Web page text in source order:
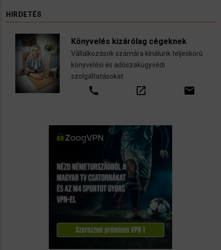
HIRDETÉS
Könyvelés kizárólag cégeknek
Vállalkozások számára kínálunk teljeskörű
könyvelési és adószakügyvédi
szolgáltatásokat
call open_in_new email